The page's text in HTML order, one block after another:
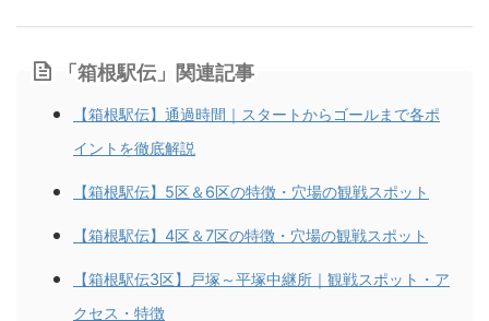
「箱根駅伝」関連記事
【箱根駅伝】通過時間｜スタートからゴールまで各ポ
イントを徹底解説
【箱根駅伝】5区＆6区の特徴・穴場の観戦スポット
【箱根駅伝】4区＆7区の特徴・穴場の観戦スポット
【箱根駅伝3区】戸塚～平塚中継所｜観戦スポット・ア
クセス・特徴